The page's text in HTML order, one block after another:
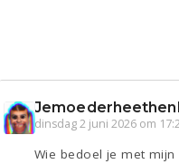
dinsdag 2 juni 2026 om
Wie bedoel je met